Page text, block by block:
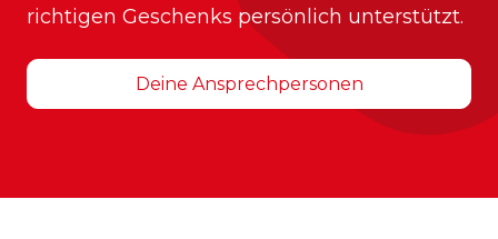
richtigen Geschenks persönlich unterstützt.
Deine Ansprechpersonen